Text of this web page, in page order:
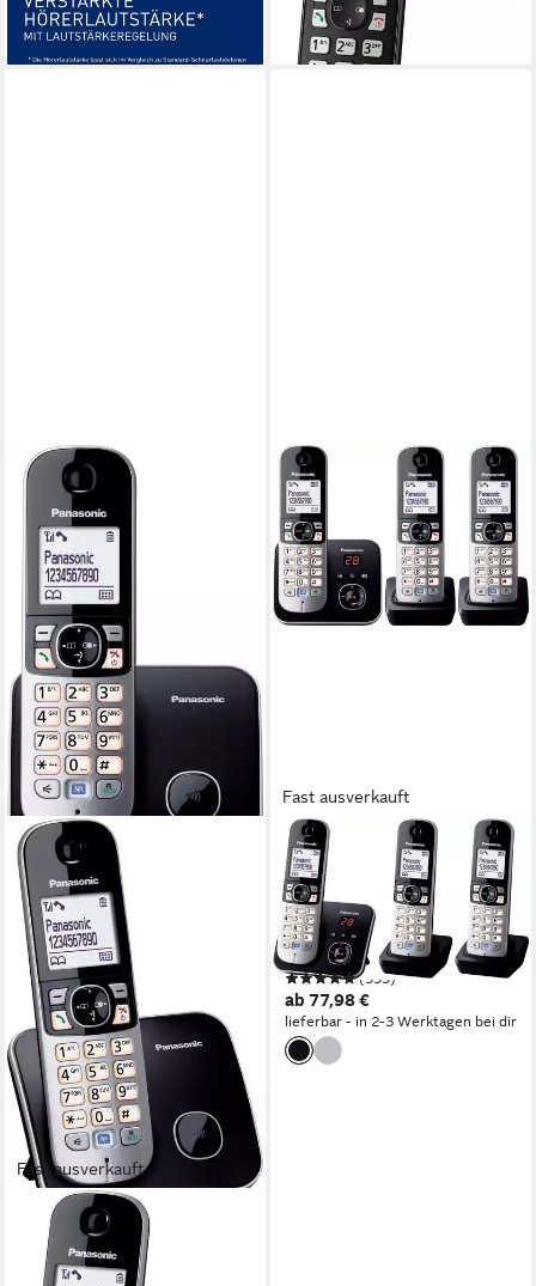
lieferbar - in 4-5 Werktagen bei dir 46,85 €
lieferbar - in 5-6 Werktagen bei dir
Fast ausverkauft
PANASONIC
KX-TG6811GS Schnurloses
DECT-Telefon (Mobilteile: 1,
Fast ausverkauft
PANASONIC
TG6823G Trio Schnurloses
DECT-Telefon (Mobilteile: 3,
mit Anrufbeantworter,
Nachtmodis, Freisprechen)
(555)
ab 77,98 €
lieferbar - in 2-3 Werktagen bei dir